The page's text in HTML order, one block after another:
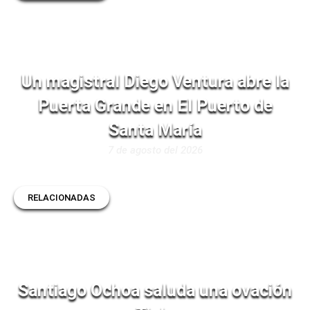
Un magistral Diego Ventura abre la
Puerta Grande en El Puerto de
Santa María
RELACIONADAS
Santiago Ochoa saluda una ovación